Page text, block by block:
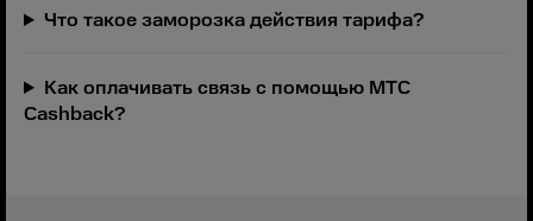
Что такое заморозка действия тарифа?
Как оплачивать связь с помощью МТС
Cashback?